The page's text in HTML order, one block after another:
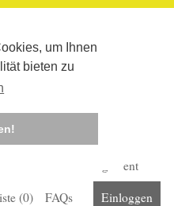
um Ihnen
bieten zu
Corona-Management
(0) FAQs Einloggen